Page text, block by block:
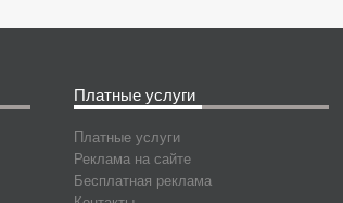
Платные услуги
Платные услуги
Реклама на сайте
Бесплатная реклама